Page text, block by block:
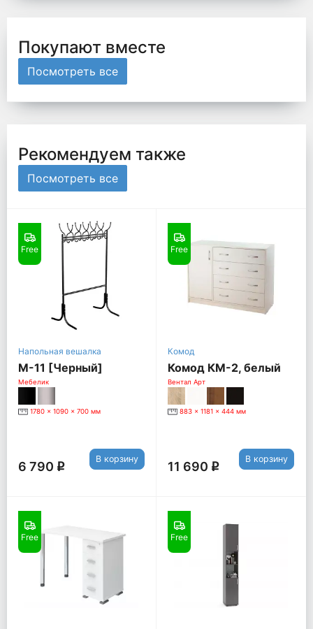
Покупают вместе
Посмотреть все
Рекомендуем также
Посмотреть все
Free
Напольная вешалка
М-11 [Черный]
Мебелик
1780 x 1090 x 700 мм
6 790 q
В корзину
Free
Комод
Комод КМ-2, белый
Вентал Арт
883 x 1181 x 444 мм
11 690 q
В корзину
Free Free